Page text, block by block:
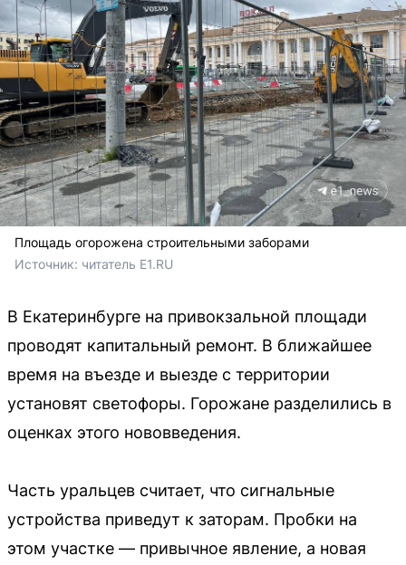
Площадь огорожена строительными заборами
Источник: читатель E1.RU
В Екатеринбурге на привокзальной площади
проводят капитальный ремонт. В ближайшее
время на въезде и выезде с территории
установят светофоры. Горожане разделились в
оценках этого нововведения.
Часть уральцев считает, что сигнальные
устройства приведут к заторам. Пробки на
этом участке — привычное явление, а новая